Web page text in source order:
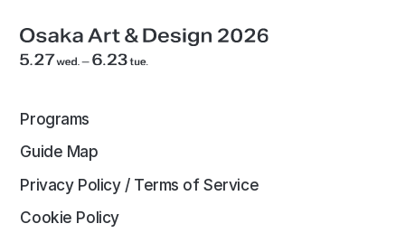
Programs
Guide Map
Privacy Policy / Terms of Service
Cookie Policy